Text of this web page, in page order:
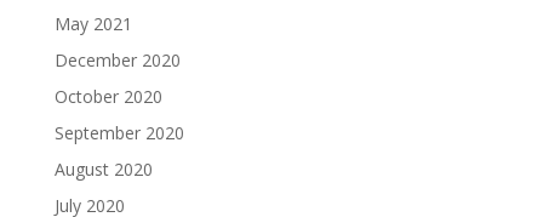
May 2021
December 2020
October 2020
September 2020
August 2020
July 2020